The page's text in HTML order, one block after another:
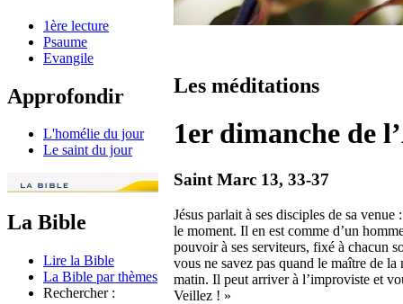
1ère lecture
Psaume
Evangile
Approfondir
L'homélie du jour
Le saint du jour
La Bible
Lire la Bible
La Bible par thèmes
Rechercher :
Les méditations
1er dimanche de
Saint Marc 13, 33-37
Jésus parlait à ses disciples de sa
le moment. Il en est comme d’un
pouvoir à ses serviteurs, fixé à chacun
vous ne savez pas quand le maître de
matin. Il peut arriver à l’improviste et
Veillez ! »